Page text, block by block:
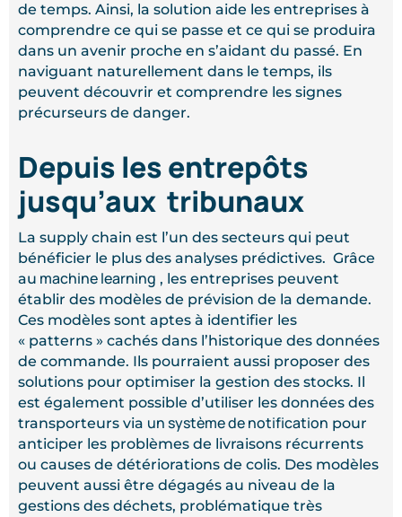
de temps. Ainsi, la solution aide les entreprises à
comprendre ce qui se passe et ce qui se produira
dans un avenir proche en s’aidant du passé. En
naviguant naturellement dans le temps, ils
peuvent découvrir et comprendre les signes
précurseurs de danger.
Depuis les entrepôts
jusqu’aux tribunaux
La supply chain est l’un des secteurs qui peut
bénéficier le plus des analyses prédictives. Grâce
au machine learning , les entreprises peuvent
établir des modèles de prévision de la demande.
Ces modèles sont aptes à identifier les
« patterns » cachés dans l’historique des données
de commande. Ils pourraient aussi proposer des
solutions pour optimiser la gestion des stocks. Il
est également possible d’utiliser les données des
transporteurs via un système de notification pour
anticiper les problèmes de livraisons récurrents
ou causes de détériorations de colis. Des modèles
peuvent aussi être dégagés au niveau de la
gestions des déchets, problématique très